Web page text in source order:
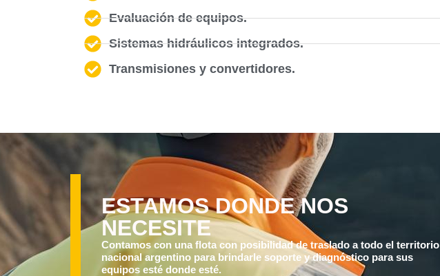
Evaluación de equipos.
Sistemas hidráulicos integrados.
Transmisiones y convertidores.
ESTAMOS DONDE NOS
NECESITE
Contamos con una flota con posibilidad de traslado a todo el territorio
nacional argentino para brindarle soporte y diagnóstico para sus
equipos esté donde esté.